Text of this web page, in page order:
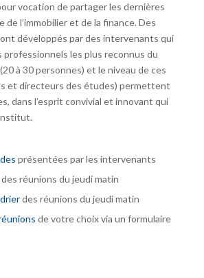
vocation de partager les dernières
de l’immobilier et de la finance. Des
développés par des intervenants qui
professionnels les plus reconnus du
à 30 personnes) et le niveau de ces
et directeurs des études) permettent
dans l’esprit convivial et innovant qui
présentées par les intervenants
réunions du jeudi matin
des réunions du jeudi matin
de votre choix via un formulaire